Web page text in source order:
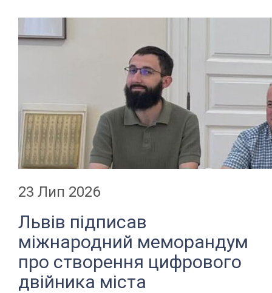
23 Лип 2026
Львів підписав
міжнародний меморандум
про створення цифрового
двійника міста